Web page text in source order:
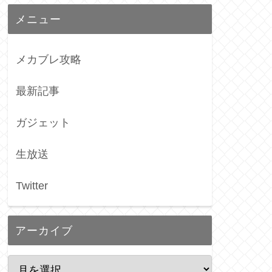
メニュー
メカブレ攻略
最新記事
ガジェット
生放送
Twitter
アーカイブ